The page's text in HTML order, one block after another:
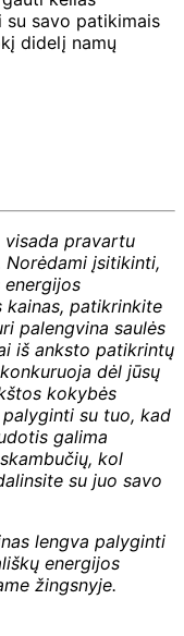
su savo patikimais
didelį namų
visada pravartu
įsitikinti,
energijos
kainas, patikrinkite
palengvina saulės
iš anksto patikrintų
dėl jūsų
kokybės
su tuo, kad
galima
kol
su juo savo
lengva palyginti
energijos
žingsnyje.